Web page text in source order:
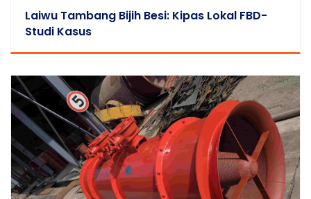
Laiwu Tambang Bijih Besi: Kipas Lokal FBD-
Studi Kasus